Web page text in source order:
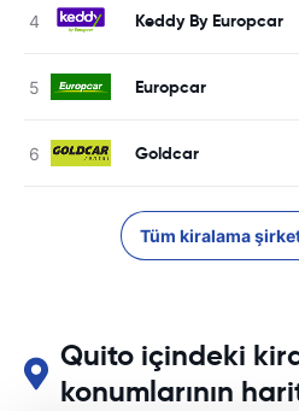
Keddy By Europcar
Europcar
Goldcar
Tüm kiralama
Quito içindeki
konumlarının